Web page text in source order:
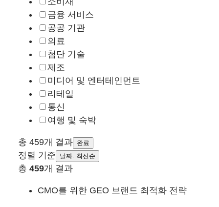
금융 서비스
공공 기관
의료
첨단 기술
제조
미디어 및 엔터테인먼트
리테일
통신
여행 및 숙박
총 459개 결과 완료
정렬 기준 날짜: 최신순
총459개 결과
CMO를 위한 GEO 브랜드 최적화 전략